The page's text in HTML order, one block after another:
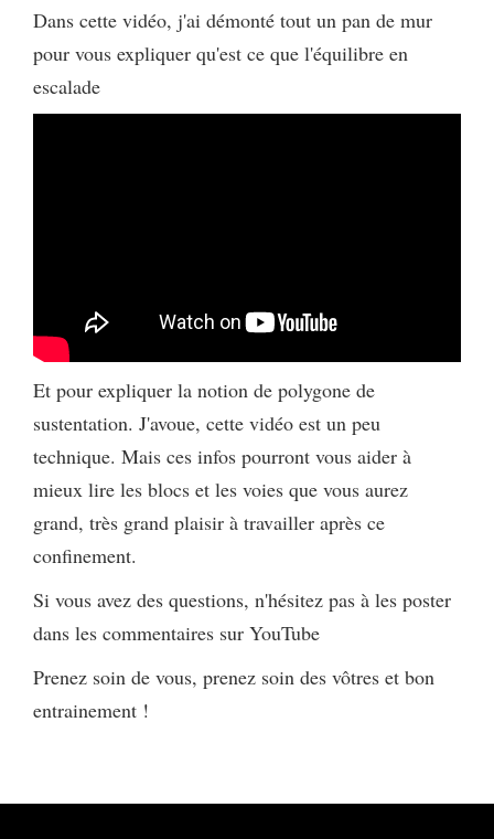
Dans cette vidéo, j'ai démonté tout un pan de mur
pour vous expliquer qu'est ce que l'équilibre en
escalade
Et pour expliquer la notion de polygone de
sustentation. J'avoue, cette vidéo est un peu
technique. Mais ces infos pourront vous aider à
mieux lire les blocs et les voies que vous aurez
grand, très grand plaisir à travailler après ce
confinement.
Si vous avez des questions, n'hésitez pas à les poster
dans les commentaires sur YouTube
Prenez soin de vous, prenez soin des vôtres et bon
entrainement !